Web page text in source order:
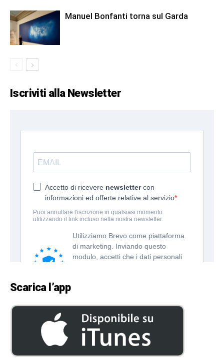
Manuel Bonfanti torna sul Garda
Iscriviti alla Newsletter
Scarica l’app